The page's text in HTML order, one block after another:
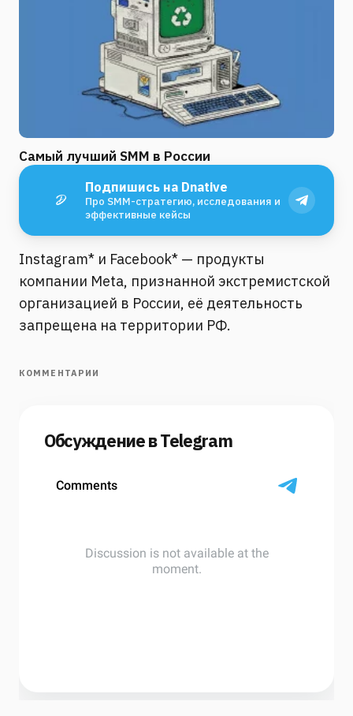
Самый лучший SMM в России
Подпишись на Dnative
Про SMM-стратегию, исследования и
эффективные кейсы
Instagram* и Facebook* — продукты
компании Meta, признанной экстремистской
организацией в России, её деятельность
запрещена на территории РФ.
КОММЕНТАРИИ
Обсуждение в Telegram